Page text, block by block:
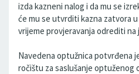
izda kazneni nalog i da mu se
će mu se utvrditi kazna zatvora
vrijeme provjeravanja odrediti na
Navedena optužnica potvrđena
ročištu za saslušanje optuženog